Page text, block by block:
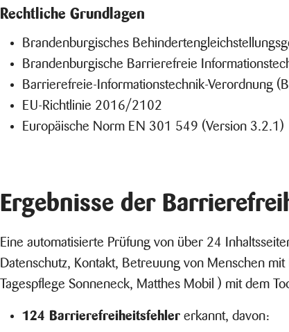
Rechtliche Grundlagen
Brandenburgisches
Brandenburgische Barrierefreie
Barrierefreie-Informationstechnik-Verordnung
EU-Richtlinie 2016/2102
Europäische Norm EN 301 549 (Version 3.2.1)
Ergebnisse der
Eine automatisierte Prüfung von über 24
Datenschutz, Kontakt, Betreuung von Menschen
Tagespflege Sonneneck, Matthes Mobil ) mit dem
124 Barrierefreiheitsfehler erkannt, davon: